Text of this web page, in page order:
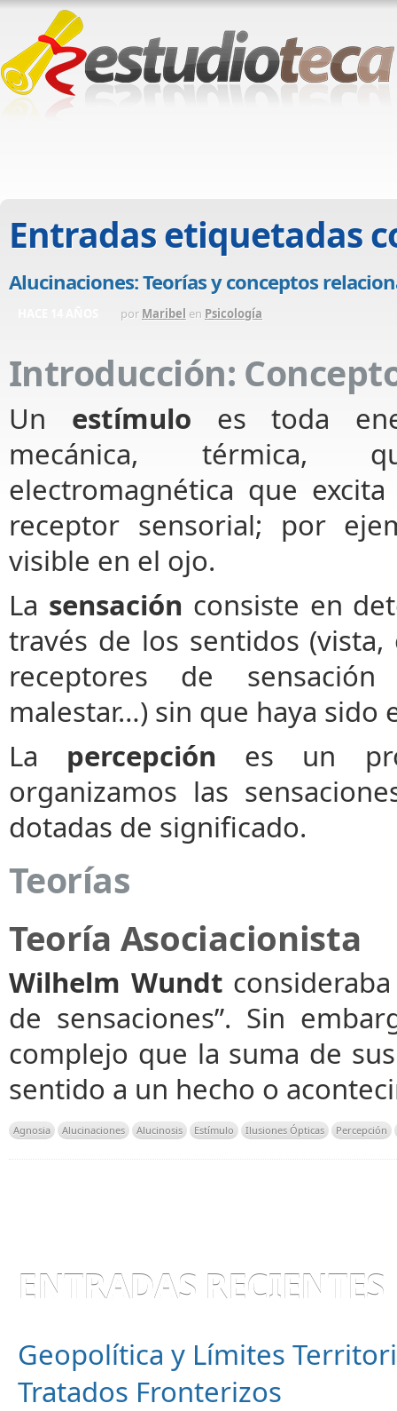
Entradas etiquetadas
Alucinaciones: Teorías y conceptos
por Maribel en Psicología
Introducción:
Un estímulo es toda
mecánica, térmica,
electromagnética que
receptor sensorial; por
visible en el ojo.
La sensación consiste en
través de los sentidos
receptores de
malestar…) sin que haya
La percepción es un
organizamos las
dotadas de significado.
Teorías
Teoría Asociacionista
Wilhelm Wundt
de sensaciones”. Sin
complejo que la suma de
sentido a un hecho o
Agnosia Alucinaciones Alucinosis Estímulo Ilusiones Ópticas Percepción
ENTRADAS RECIENTES
Geopolítica y Límites
Tratados Fronterizos